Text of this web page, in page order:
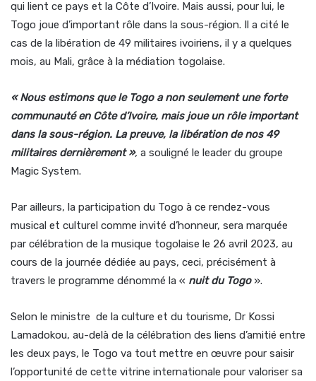
qui lient ce pays et la Côte d’Ivoire. Mais aussi, pour lui, le
Togo joue d’important rôle dans la sous-région. Il a cité le
cas de la libération de 49 militaires ivoiriens, il y a quelques
mois, au Mali, grâce à la médiation togolaise.
« Nous estimons que le Togo a non seulement une forte
communauté en Côte d’Ivoire, mais joue un rôle important
dans la sous-région. La preuve, la libération de nos 49
militaires dernièrement », a souligné le leader du groupe
Magic System.
Par ailleurs, la participation du Togo à ce rendez-vous
musical et culturel comme invité d’honneur, sera marquée
par célébration de la musique togolaise le 26 avril 2023, au
cours de la journée dédiée au pays, ceci, précisément à
travers le programme dénommé la « nuit du Togo».
Selon le ministre de la culture et du tourisme, Dr Kossi
Lamadokou, au-delà de la célébration des liens d’amitié entre
les deux pays, le Togo va tout mettre en œuvre pour saisir
l’opportunité de cette vitrine internationale pour valoriser sa